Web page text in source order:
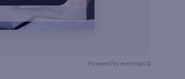
Powered by evermaps ©